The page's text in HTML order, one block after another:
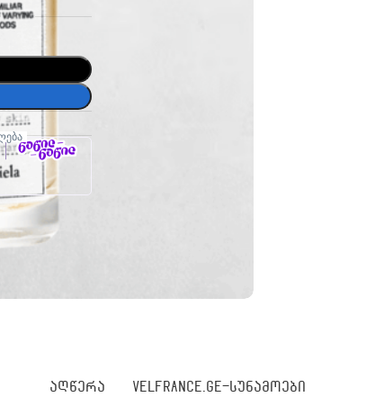
ᲐᲦᲬᲔᲠᲐ VELFRANCE.GE-ᲡᲣᲜᲐᲛᲝᲔᲑᲘ